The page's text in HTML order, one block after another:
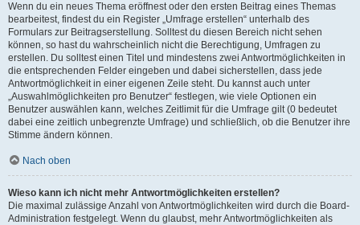
Wenn du ein neues Thema eröffnest oder den ersten Beitrag eines Themas
bearbeitest, findest du ein Register „Umfrage erstellen“ unterhalb des
Formulars zur Beitragserstellung. Solltest du diesen Bereich nicht sehen
können, so hast du wahrscheinlich nicht die Berechtigung, Umfragen zu
erstellen. Du solltest einen Titel und mindestens zwei Antwortmöglichkeiten in
die entsprechenden Felder eingeben und dabei sicherstellen, dass jede
Antwortmöglichkeit in einer eigenen Zeile steht. Du kannst auch unter
„Auswahlmöglichkeiten pro Benutzer“ festlegen, wie viele Optionen ein
Benutzer auswählen kann, welches Zeitlimit für die Umfrage gilt (0 bedeutet
dabei eine zeitlich unbegrenzte Umfrage) und schließlich, ob die Benutzer ihre
Stimme ändern können.
Nach oben
Wieso kann ich nicht mehr Antwortmöglichkeiten erstellen?
Die maximal zulässige Anzahl von Antwortmöglichkeiten wird durch die Board-
Administration festgelegt. Wenn du glaubst, mehr Antwortmöglichkeiten als